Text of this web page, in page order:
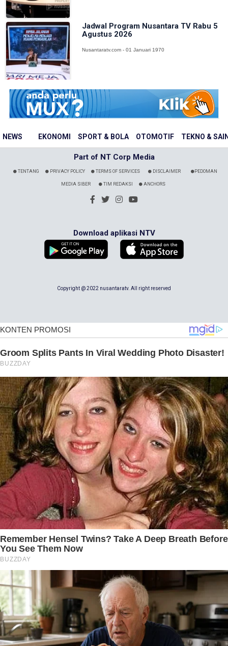
NEWS EKONOMI SPORT & BOLA OTOMOTIF TEKNO &
Jadwal Program Nusantara TV Rabu 5
Agustus 2026
Nusantaratv.com - 01 Januari 1970
Part of NT Corp Media
TENTANG PRIVACY POLICY TERMS OF SERVICES DISCLAIMER PEDOMAN
MEDIA SIBER TIM REDAKSI ANCHORS
Download aplikasi NTV
Copyright @ 2022 nusantaratv. All right reserved